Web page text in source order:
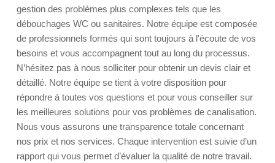
gestion des problèmes plus complexes tels que les
débouchages WC ou sanitaires. Notre équipe est composée
de professionnels formés qui sont toujours à l'écoute de vos
besoins et vous accompagnent tout au long du processus.
N’hésitez pas à nous solliciter pour obtenir un devis clair et
détaillé. Notre équipe se tient à votre disposition pour
répondre à toutes vos questions et pour vous conseiller sur
les meilleures solutions pour vos problèmes de canalisation.
Nous vous assurons une transparence totale concernant
nos prix et nos services. Chaque intervention est suivie d’un
rapport qui vous permet d’évaluer la qualité de notre travail.